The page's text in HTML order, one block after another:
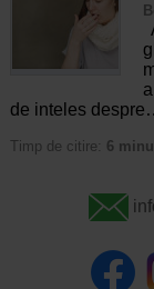
de inteles
Timp de citire: 6